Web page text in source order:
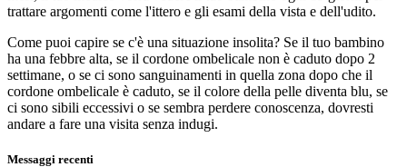
trattare argomenti come l'ittero e gli esami della vista e dell'udito.
Come puoi capire se c'è una situazione insolita? Se il tuo bambino
ha una febbre alta, se il cordone ombelicale non è caduto dopo 2
settimane, o se ci sono sanguinamenti in quella zona dopo che il
cordone ombelicale è caduto, se il colore della pelle diventa blu, se
ci sono sibili eccessivi o se sembra perdere conoscenza, dovresti
andare a fare una visita senza indugi.
Messaggi recenti